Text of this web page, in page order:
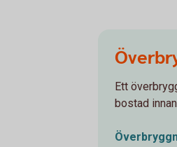
Ett
bostad